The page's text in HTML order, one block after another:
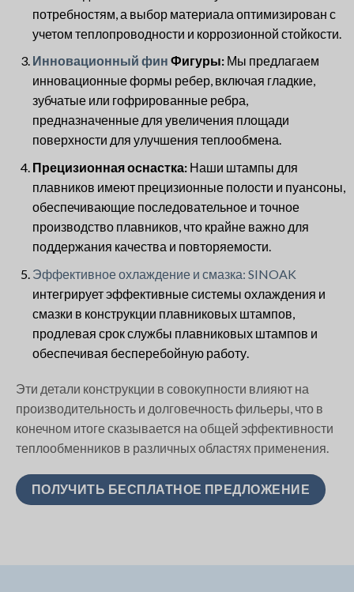
потребностям, а выбор материала оптимизирован с
учетом теплопроводности и коррозионной стойкости.
Инновационный фин Фигуры:Мы предлагаем
инновационные формы ребер, включая гладкие,
зубчатые или гофрированные ребра,
предназначенные для увеличения площади
поверхности для улучшения теплообмена.
Прецизионная оснастка:Наши штампы для
плавников имеют прецизионные полости и пуансоны,
обеспечивающие последовательное и точное
производство плавников, что крайне важно для
поддержания качества и повторяемости.
Эффективное охлаждение и смазка: SINOAK
интегрирует эффективные системы охлаждения и
смазки в конструкции плавниковых штампов,
продлевая срок службы плавниковых штампов и
обеспечивая бесперебойную работу.
Эти детали конструкции в совокупности влияют на
производительность и долговечность фильеры, что в
конечном итоге сказывается на общей эффективности
теплообменников в различных областях применения.
ПОЛУЧИТЬ БЕСПЛАТНОЕ ПРЕДЛОЖЕНИЕ